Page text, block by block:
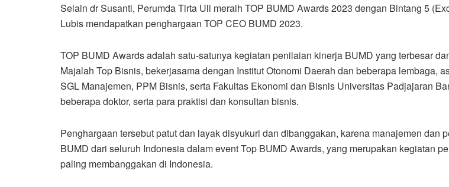
Selain dr Susanti, Perumda Tirta Uli meraih TOP BUMD Awards 2023 dengan Bintang 5
Lubis mendapatkan penghargaan TOP CEO BUMD 2023.
TOP BUMD Awards adalah satu-satunya kegiatan penilaian kinerja BUMD yang terbesar
Majalah Top Bisnis, bekerjasama dengan Institut Otonomi Daerah dan beberapa lembaga,
SGL Manajemen, PPM Bisnis, serta Fakultas Ekonomi dan Bisnis Universitas Padjajaran
beberapa doktor, serta para praktisi dan konsultan bisnis.
Penghargaan tersebut patut dan layak disyukuri dan dibanggakan, karena manajemen
BUMD dari seluruh Indonesia dalam event Top BUMD Awards, yang merupakan kegiatan
paling membanggakan di Indonesia.